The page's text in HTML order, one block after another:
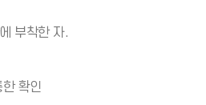
부착한 자.
확인